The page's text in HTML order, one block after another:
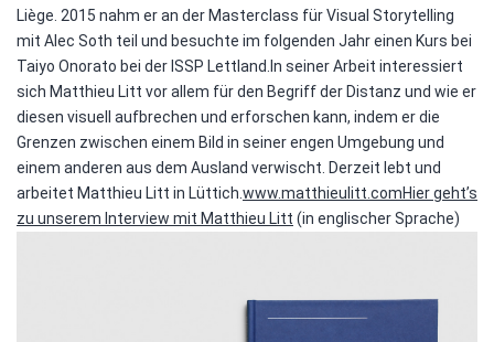
Liège. 2015 nahm er an der Masterclass für Visual Storytelling
mit Alec Soth teil und besuchte im folgenden Jahr einen Kurs bei
Taiyo Onorato bei der ISSP Lettland.In seiner Arbeit interessiert
sich Matthieu Litt vor allem für den Begriff der Distanz und wie er
diesen visuell aufbrechen und erforschen kann, indem er die
Grenzen zwischen einem Bild in seiner engen Umgebung und
einem anderen aus dem Ausland verwischt. Derzeit lebt und
arbeitet Matthieu Litt in Lüttich. www.matthieulitt.comHier geht’s
zu unserem Interview mit Matthieu Litt (in englischer Sprache)